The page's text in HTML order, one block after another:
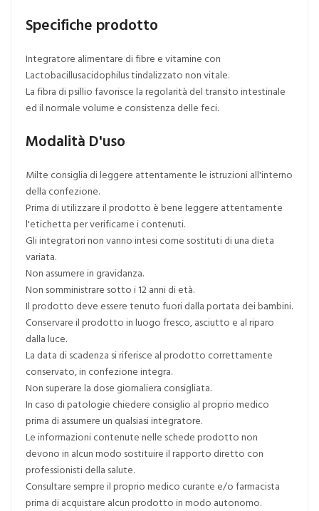
Specifiche prodotto
Integratore alimentare di fibre e vitamine con
Lactobacillusacidophilus tindalizzato non vitale.
La fibra di psillio favorisce la regolarità del transito intestinale
ed il normale volume e consistenza delle feci.
Modalità D'uso
Milte consiglia di leggere attentamente le istruzioni all'interno
della confezione.
Prima di utilizzare il prodotto è bene leggere attentamente
l'etichetta per verificarne i contenuti.
Gli integratori non vanno intesi come sostituti di una dieta
variata.
Non assumere in gravidanza.
Non somministrare sotto i 12 anni di età.
Il prodotto deve essere tenuto fuori dalla portata dei bambini.
Conservare il prodotto in luogo fresco, asciutto e al riparo
dalla luce.
La data di scadenza si riferisce al prodotto correttamente
conservato, in confezione integra.
Non superare la dose giornaliera consigliata.
In caso di patologie chiedere consiglio al proprio medico
prima di assumere un qualsiasi integratore.
Le informazioni contenute nelle schede prodotto non
devono in alcun modo sostituire il rapporto diretto con
professionisti della salute.
Consultare sempre il proprio medico curante e/o farmacista
prima di acquistare alcun prodotto in modo autonomo.